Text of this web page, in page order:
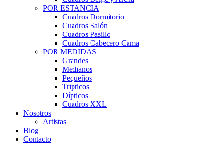
POR ESTANCIA
Cuadros Dormitorio
Cuadros Salón
Cuadros Pasillo
Cuadros Cabecero Cama
POR MEDIDAS
Grandes
Medianos
Pequeños
Trípticos
Dípticos
Cuadros XXL
Nosotros
Artistas
Blog
Contacto